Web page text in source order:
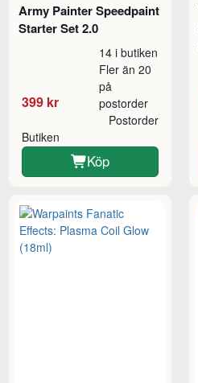
Army Painter Speedpaint
Starter Set 2.0
399 kr
14 i butiken
Fler än 20
på
postorder
Butiken
Postorder
Köp